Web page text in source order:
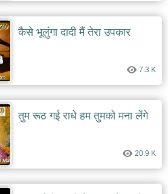
कैसे भूलुंगा दादी मैं तेरा उपकार
7.3 K
तुम रूठ गई राधे हम तुमको मना लेंगे
20.9 K